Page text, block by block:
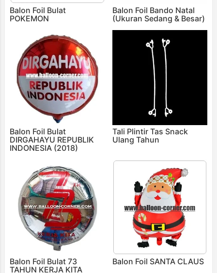
Balon Foil Bulat
POKEMON
Balon Foil Bando Natal
(Ukuran Sedang & Besar)
Balon Foil Bulat
DIRGAHAYU REPUBLIK
INDONESIA (2018)
Tali Plintir Tas Snack
Ulang Tahun
Balon Foil Bulat 73
TAHUN KERJA KITA
Balon Foil SANTA CLAUS